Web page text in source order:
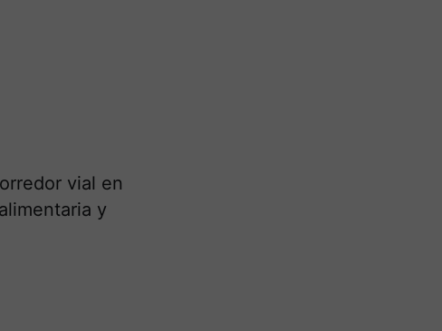
vial en
y